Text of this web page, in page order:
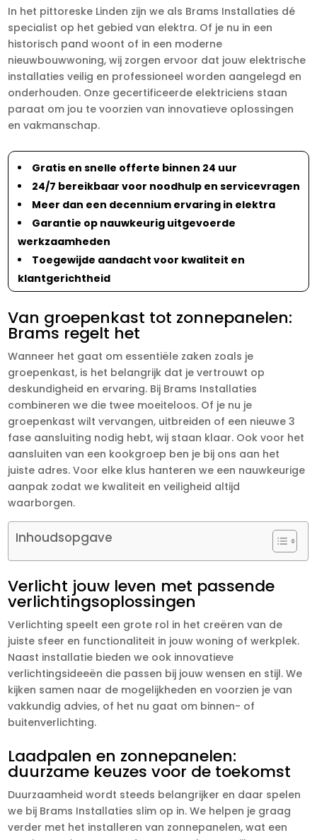
In het pittoreske Linden zijn we als Brams Installaties dé
specialist op het gebied van elektra. Of je nu in een
historisch pand woont of in een moderne
nieuwbouwwoning, wij zorgen ervoor dat jouw elektrische
installaties veilig en professioneel worden aangelegd en
onderhouden. Onze gecertificeerde elektriciens staan
paraat om jou te voorzien van innovatieve oplossingen
en vakmanschap.
Gratis en snelle offerte binnen 24 uur
24/7 bereikbaar voor noodhulp en servicevragen
Meer dan een decennium ervaring in elektra
Garantie op nauwkeurig uitgevoerde
werkzaamheden
Toegewijde aandacht voor kwaliteit en
klantgerichtheid
Van groepenkast tot zonnepanelen:
Brams regelt het
Wanneer het gaat om essentiële zaken zoals je
groepenkast, is het belangrijk dat je vertrouwt op
deskundigheid en ervaring. Bij Brams Installaties
combineren we die twee moeiteloos. Of je nu je
groepenkast wilt vervangen, uitbreiden of een nieuwe 3
fase aansluiting nodig hebt, wij staan klaar. Ook voor het
aansluiten van een kookgroep ben je bij ons aan het
juiste adres. Voor elke klus hanteren we een nauwkeurige
aanpak zodat we kwaliteit en veiligheid altijd
waarborgen.
Inhoudsopgave
Verlicht jouw leven met passende
verlichtingsoplossingen
Verlichting speelt een grote rol in het creëren van de
juiste sfeer en functionaliteit in jouw woning of werkplek.
Naast installatie bieden we ook innovatieve
verlichtingsideeën die passen bij jouw wensen en stijl. We
kijken samen naar de mogelijkheden en voorzien je van
vakkundig advies, of het nu gaat om binnen- of
buitenverlichting.
Laadpalen en zonnepanelen:
duurzame keuzes voor de toekomst
Duurzaamheid wordt steeds belangrijker en daar spelen
we bij Brams Installaties slim op in. We helpen je graag
verder met het installeren van zonnepanelen, wat een